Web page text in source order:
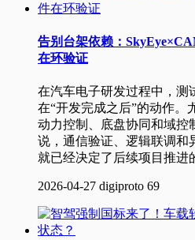
告别台架依赖：
在环验证
在汽车电子研发过程中，测
在“开发完成之后”的动作。
动力控制、底盘协同和域控
说，通信验证、逻辑联调和
就已经决定了后续项目推进
2026-04-27 digiproto 69